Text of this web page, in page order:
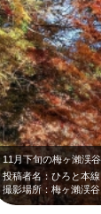
投稿者名：ひろと本線
撮影場所：梅ヶ瀨渓谷